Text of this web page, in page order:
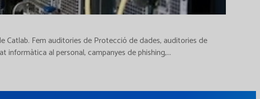
Fem auditories de Protecció de dades, auditories de
informàtica al personal, campanyes de phishing,...